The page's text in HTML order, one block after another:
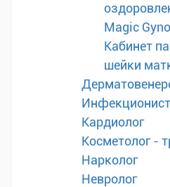
Magic Gyno
Кабинет
шейки
Инфекционист
Кардиолог
Косметолог -
Нарколог
Невролог